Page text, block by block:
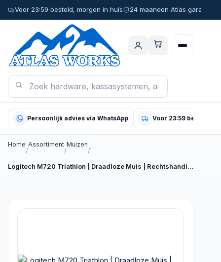
Voor 23:59 besteld, morgen in huis 24 maanden Atlas garantie
Persoonlijk advies via WhatsApp Voor 23:59 besteld,
Home
/
Assortiment
/
Muizen
/
Logitech M720 Triathlon | Draadloze Muis | Rechtshandig…